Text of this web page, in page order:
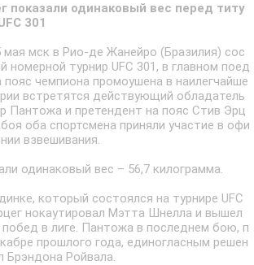
показали одинаковый вес перед титу
301
мая мск в Рио-де Жанейро (Бразилия) сос
номерной турнир UFC 301, в главном поед
пояс чемпиона промоушена в наилегчайше
встретятся действующий обладатель
Пантожа и претендент на пояс Стив Эрц
оба спортсмена приняли участие в офи
взвешивания.
одинаковый вес – 56,7 килограмма.
который состоялся на турнире UFC
нокаутировал Мэтта Шнелла и вышел
побед в лиге. Пантожа в последнем бою, п
прошлого года, единогласным решен
Брэндона Ройвала.